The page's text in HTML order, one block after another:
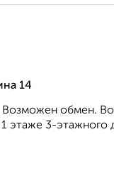
14
обмен.
этаже 3-этажного